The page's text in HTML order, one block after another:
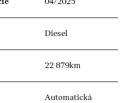
Diesel
22 879km
Automatická